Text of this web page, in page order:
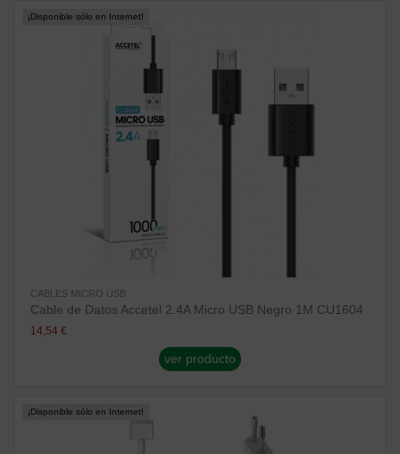
¡Disponible sólo en Internet!
CABLES MICRO USB
Cable de Datos Accetel 2.4A Micro USB Negro 1M CU1604
14,54 €
ver producto
¡Disponible sólo en Internet!